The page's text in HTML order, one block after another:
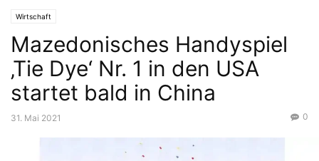
Wirtschaft
Mazedonisches Handyspiel
‚Tie Dye‘ Nr. 1 in den USA
startet bald in China
31. Mai 2021 0